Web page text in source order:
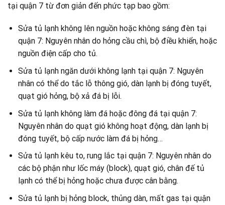
tại quận 7 từ đơn giản đến phức tạp bao gồm:
Sửa tủ lạnh không lên nguồn hoặc không sáng đèn tại
quận 7: Nguyên nhân do hỏng cầu chì, bộ điều khiển, hoặc
nguồn điện cấp cho tủ.
Sửa tủ lạnh ngăn dưới không lạnh tại quận 7: Nguyên
nhân có thể do tắc lỗ thông gió, dàn lạnh bị đóng tuyết,
quạt gió hỏng, bộ xả đá bị lỗi.
Sửa tủ lạnh không làm đá hoặc đông đá tại quận 7:
Nguyên nhân do quạt gió không hoạt động, dàn lạnh bị
đóng tuyết, bộ cấp nước làm đá bị hỏng…
Sửa tủ lạnh kêu to, rung lắc tại quận 7: Nguyên nhân do
các bộ phận như lốc máy (block), quạt gió, chân đế tủ
lạnh có thể bị hỏng hoặc chưa được cân bằng.
Sửa tủ lạnh bị hỏng block, thủng dàn, mất gas tại quận